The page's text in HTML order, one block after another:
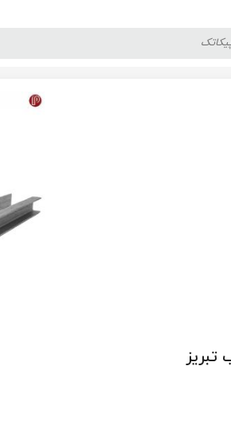
ناودانی 12 طول 12 متری فولاد ناب تبریز